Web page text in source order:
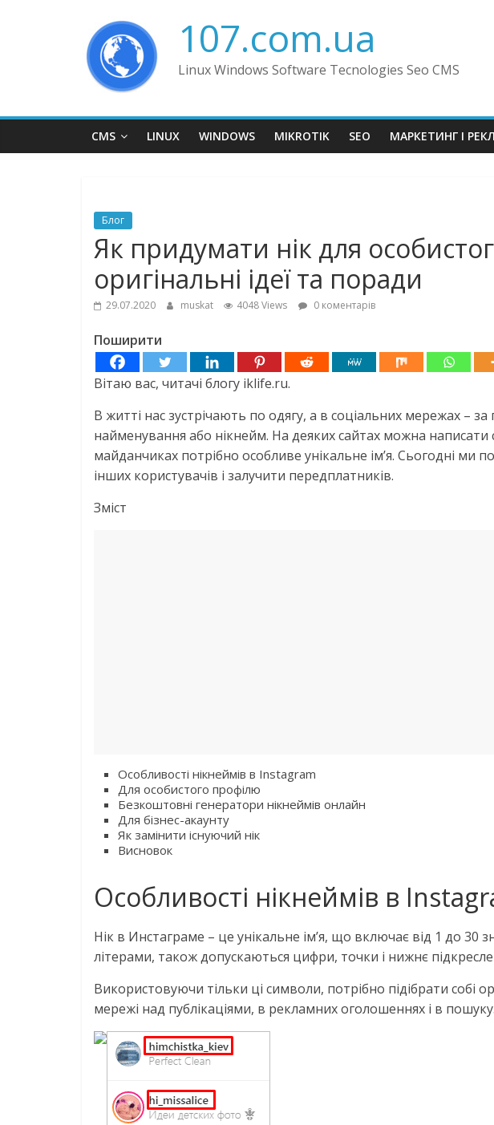
107.com.ua
Linux Windows Software Tecnologies Seo CMS
CMS LINUX WINDOWS MIKROTIK SEO МАРКЕТИНГ І
Блог
Як придумати нік для
оригінальні ідеї та поради
29.07.2020 muskat 4048 Views 0 коментарів
Поширити
Вітаю вас, читачі блогу iklife.ru.
В житті нас зустрічають по одягу, а в соціальних мережах –
найменування або нікнейм. На деяких сайтах можна написати
майданчиках потрібно особливе унікальне ім’я. Сьогодні
інших користувачів і залучити передплатників.
Зміст
Особливості нікнеймів в Instagram
Для особистого профілю
Безкоштовні генератори нікнеймів онлайн
Для бізнес-акаунту
Як замінити існуючий нік
Висновок
Особливості нікнеймів в
Нік в Инстаграме – це унікальне ім’я, що включає від 1 до 30
літерами, також допускаються цифри, точки і нижнє
Використовуючи тільки ці символи, потрібно підібрати собі
мережі над публікаціями, в рекламних оголошеннях і в пошуку.